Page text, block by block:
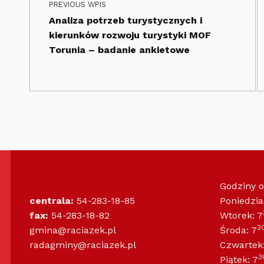
PREVIOUS WPIS
Analiza potrzeb turystycznych i
kierunków rozwoju turystyki MOF
Torunia – badanie ankietowe
centrala: 54-283-18-85
fax: 54-283-18-82
gmina@raciazek.pl
radagminy@raciazek.pl
Godziny
Wtorek: 7
Środa: 7
Piątek: 7